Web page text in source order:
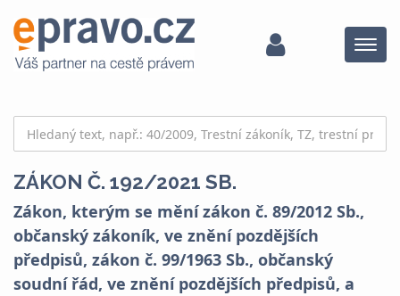
Menu
ZÁKON Č. 192/2021 SB.
Zákon, kterým se mění zákon č. 89/2012 Sb.,
občanský zákoník, ve znění pozdějších
předpisů, zákon č. 99/1963 Sb., občanský
soudní řád, ve znění pozdějších předpisů, a